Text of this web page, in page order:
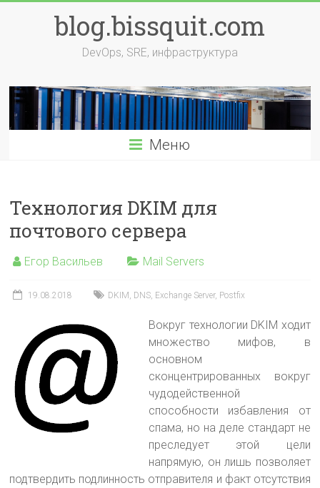
содержимомуblog.bissquit.com
DevOps, SRE, инфраструктура
Меню
Технология DKIM для
почтового сервера
Егор Васильев Mail Servers
19.08.2018 DKIM, DNS, Exchange Server, Postfix
Вокруг технологии DKIM ходит
множество мифов, в
основном
сконцентрированных вокруг
чудодейственной
способности избавления от
спама, но на деле стандарт не
преследует этой цели
напрямую, он лишь позволяет
подтвердить подлинность отправителя и факт отсутствия